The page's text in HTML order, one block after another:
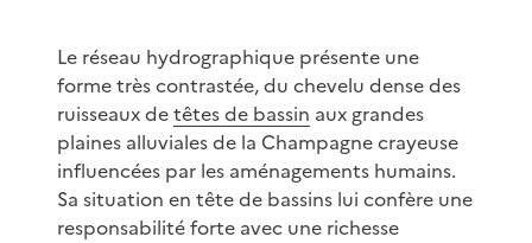
Le réseau hydrographique présente une
forme très contrastée, du chevelu dense des
ruisseaux detêtes de bassin aux grandes
plaines alluviales de la Champagne crayeuse
influencées par les aménagements humains.
Sa situation en tête de bassins lui confère une
responsabilité forte avec une richesse